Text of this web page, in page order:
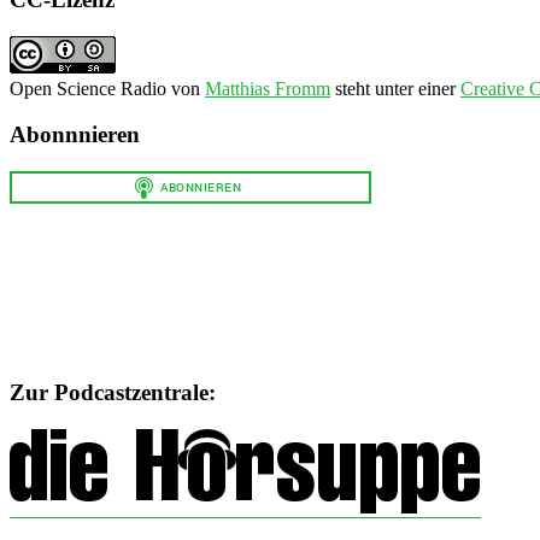
Open Science Radio von Matthias Fromm steht unter einerCreative
Abonnnieren
Zur Podcastzentrale: